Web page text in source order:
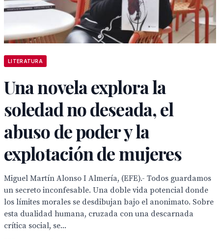
LITERATURA
Una novela explora la
soledad no deseada, el
abuso de poder y la
explotación de mujeres
Miguel Martín Alonso I Almería, (EFE).- Todos guardamos
un secreto inconfesable. Una doble vida potencial donde
los límites morales se desdibujan bajo el anonimato. Sobre
esta dualidad humana, cruzada con una descarnada
crítica social, se...